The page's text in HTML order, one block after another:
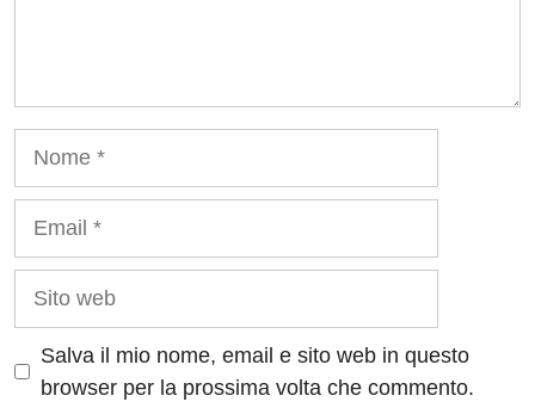
Salva il mio nome, email e sito web in questo
browser per la prossima volta che commento.